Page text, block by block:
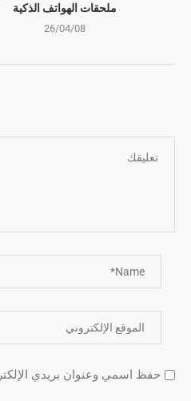
ملحقات الهواتف الذكية
26/04/08
حفظ اسمي وعنوان بريدي